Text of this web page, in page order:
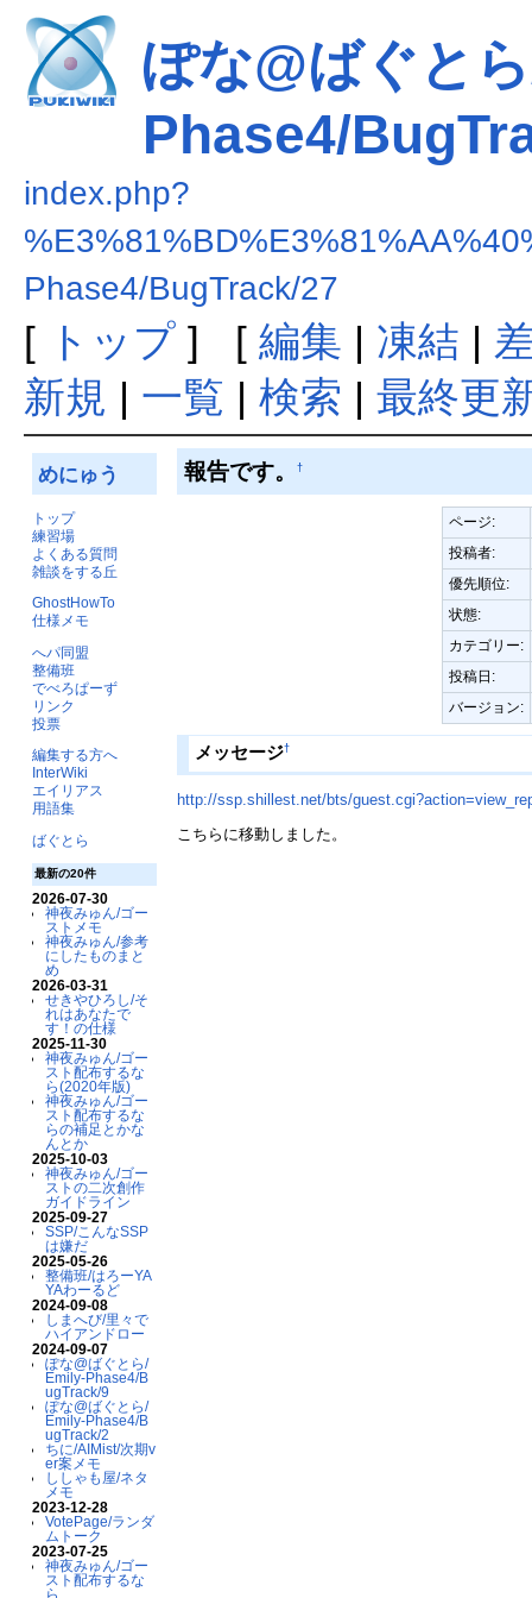
ぽな@ばぐと
Phase4/
index.php?
Phase4/BugTrack/27
[ トップ] [ 編集 | 凍結 |
新規 | 一覧 | 検索 | 最終更
めにゅう
トップ
練習場
よくある質問
雑談をする丘
GhostHowTo
仕様メモ
へパ同盟
整備班
でべろぱーず
リンク
投票
編集する方へ
InterWiki
エイリアス
用語集
ばぐとら
最新の20件
2026-07-30
神夜みゅん/ゴー
ストメモ
神夜みゅん/参考
にしたものまと
め
2026-03-31
せきやひろし/そ
れはあなたで
す！の仕様
2025-11-30
神夜みゅん/ゴー
スト配布するな
ら(2020年版)
神夜みゅん/ゴー
スト配布するな
らの補足とかな
んとか
2025-10-03
神夜みゅん/ゴー
ストの二次創作
ガイドライン
2025-09-27
SSP/こんなSSP
は嫌だ
2025-05-26
整備班/はろーYA
YAわーるど
2024-09-08
しまへび/里々で
ハイアンドロー
2024-09-07
ぽな@ばぐとら/
Emily-Phase4/B
ugTrack/9
ぽな@ばぐとら/
Emily-Phase4/B
ugTrack/2
ちに/AIMist/次期v
er案メモ
ししゃも屋/ネタ
メモ
2023-12-28
VotePage/ランダ
ムトーク
2023-07-25
神夜みゅん/ゴー
スト配布するな
ら
報告です。 †
ページ:
投稿者:
優先順位:
状態:
カテゴリー:
投稿日:
バージョン:
メッセージ†
http://ssp.shillest.net/bts/
こちらに移動しました。